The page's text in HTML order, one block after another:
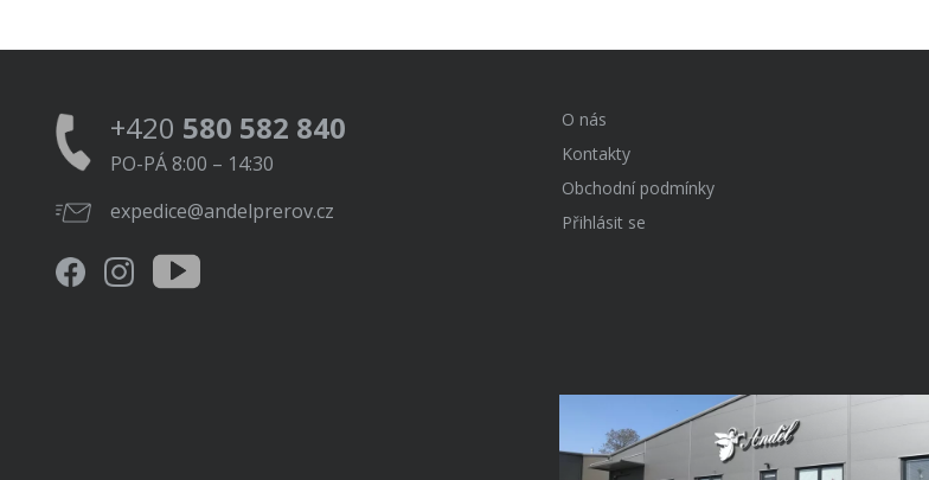
+420 580 582 840
PO-PÁ 8:00 – 14:30
expedice@andelprerov.cz
O nás
Kontakty
Obchodní podmínky
Přihlásit se